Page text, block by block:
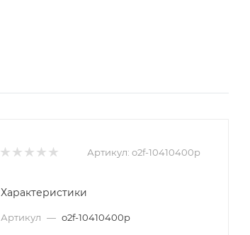
Артикул: o2f-10410400p
Характеристики
Артикул — o2f-10410400p